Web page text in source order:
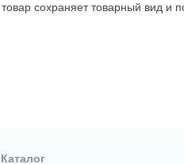
товар сохраняет товарный вид и
Каталог